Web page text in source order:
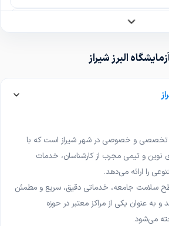
فسا
منزل
تهران
سینا مشهد
در منزل
البرز شیراز
تخصصی و خصوصی در شهر شیراز است که با
نوین و تیمی مجرب از کارشناسان، خدمات
را ارائه می‌دهد.
سلامت جامعه، خدماتی دقیق، سریع و مطمئن
و به عنوان یکی از مراکز معتبر در حوزه
می‌شود.